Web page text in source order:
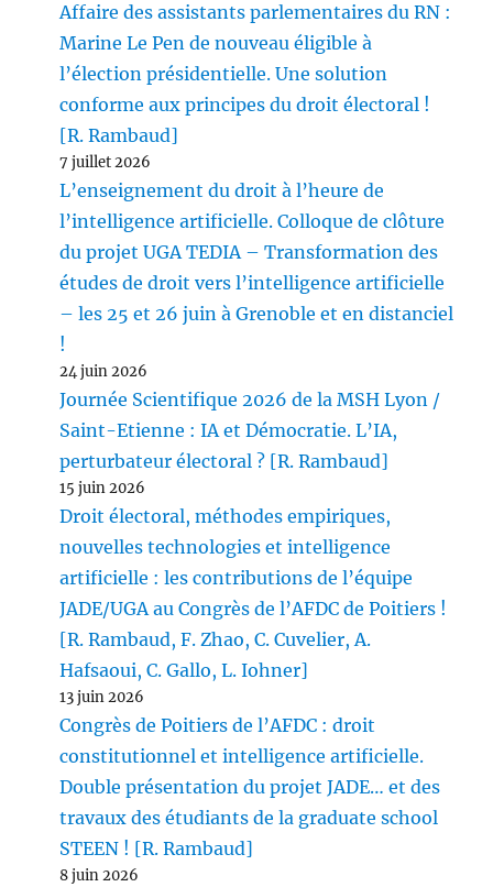
Affaire des assistants parlementaires du RN :
Marine Le Pen de nouveau éligible à
l’élection présidentielle. Une solution
conforme aux principes du droit électoral !
[R. Rambaud]
7 juillet 2026
L’enseignement du droit à l’heure de
l’intelligence artificielle. Colloque de clôture
du projet UGA TEDIA – Transformation des
études de droit vers l’intelligence artificielle
– les 25 et 26 juin à Grenoble et en distanciel
!
24 juin 2026
Journée Scientifique 2026 de la MSH Lyon /
Saint-Etienne : IA et Démocratie. L’IA,
perturbateur électoral ? [R. Rambaud]
15 juin 2026
Droit électoral, méthodes empiriques,
nouvelles technologies et intelligence
artificielle : les contributions de l’équipe
JADE/UGA au Congrès de l’AFDC de Poitiers !
[R. Rambaud, F. Zhao, C. Cuvelier, A.
Hafsaoui, C. Gallo, L. Iohner]
13 juin 2026
Congrès de Poitiers de l’AFDC : droit
constitutionnel et intelligence artificielle.
Double présentation du projet JADE… et des
travaux des étudiants de la graduate school
STEEN ! [R. Rambaud]
8 juin 2026